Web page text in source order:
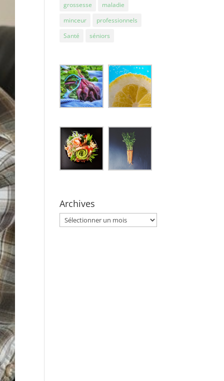
grossesse
maladie
minceur
professionnels
Santé
séniors
Archives
Archives